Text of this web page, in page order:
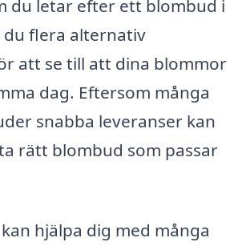
du letar efter ett blombud i
du flera alternativ
att se till att dina blommor
dag. Eftersom många
snabba leveranser kan
rätt blombud som passar
hjälpa dig med många